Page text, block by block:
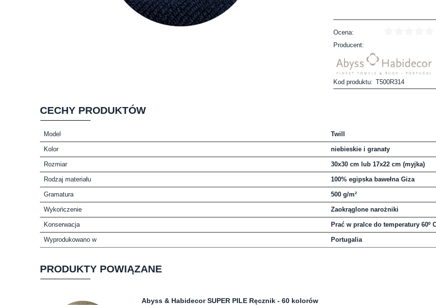
Ocena:
Producent:
Kod produktu: T500R314
CECHY PRODUKTÓW
Model Twill
Kolor niebieskie i granaty
Rozmiar 30x30 cm lub 17x22 cm (myjka)
Rodzaj materiału 100% egipska bawełna Giza
Gramatura 500 g/m²
Wykończenie Zaokrąglone narożniki
Konserwacja Prać w pralce do temperatury 60º
Wyprodukowano w Portugalia
PRODUKTY POWIĄZANE
Abyss & Habidecor SUPER PILE Ręcznik - 60 kolorów